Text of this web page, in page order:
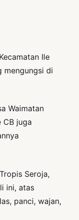
Ile
mengungsi di
Waimatan
CB juga
Seroja,
ini, atas
panci, wajan,